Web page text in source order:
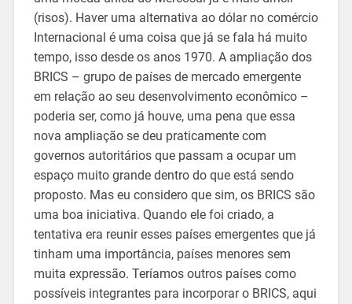
(risos). Haver uma alternativa ao dólar no comércio
Internacional é uma coisa que já se fala há muito
tempo, isso desde os anos 1970. A ampliação dos
BRICS – grupo de países de mercado emergente
em relação ao seu desenvolvimento econômico –
poderia ser, como já houve, uma pena que essa
nova ampliação se deu praticamente com
governos autoritários que passam a ocupar um
espaço muito grande dentro do que está sendo
proposto. Mas eu considero que sim, os BRICS são
uma boa iniciativa. Quando ele foi criado, a
tentativa era reunir esses países emergentes que já
tinham uma importância, países menores sem
muita expressão. Teríamos outros países como
possíveis integrantes para incorporar o BRICS, aqui